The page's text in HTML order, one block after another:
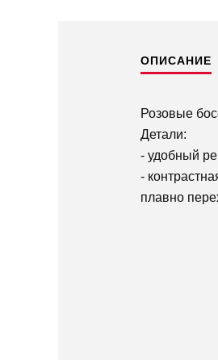
ОПИСАНИЕ
Розовые
Детали:
- удобный
-
плавно